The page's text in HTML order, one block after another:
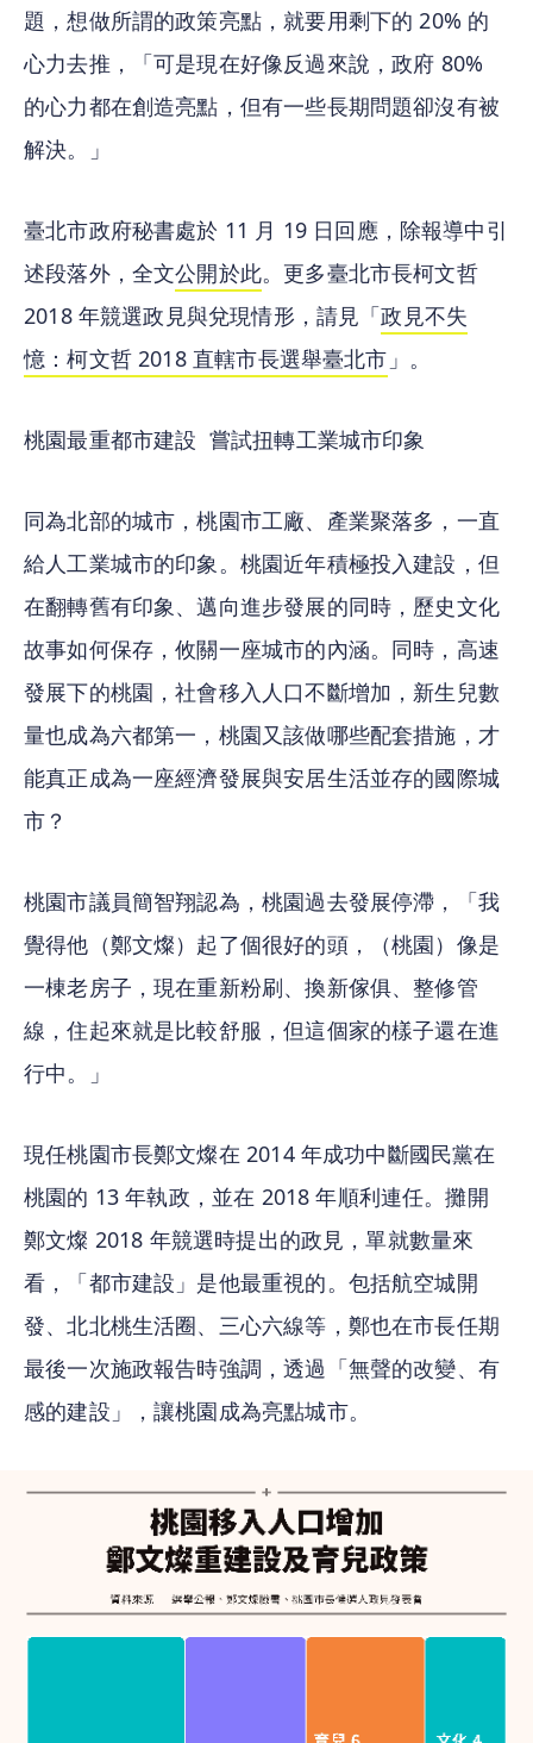
題，想做所謂的政策亮點，就要用剩下的 20% 的
心力去推，「可是現在好像反過來說，政府 80%
的心力都在創造亮點，但有一些長期問題卻沒有被
解決。」
臺北市政府秘書處於 11 月 19 日回應，除報導中引
述段落外，全文公開於此。更多臺北市長柯文哲
2018 年競選政見與兌現情形，請見「政見不失
憶：柯文哲 2018 直轄市長選舉臺北市 」。
桃園最重都市建設  嘗試扭轉工業城市印象
同為北部的城市，桃園市工廠、產業聚落多，一直
給人工業城市的印象。桃園近年積極投入建設，但
在翻轉舊有印象、邁向進步發展的同時，歷史文化
故事如何保存，攸關一座城市的內涵。同時，高速
發展下的桃園，社會移入人口不斷增加，新生兒數
量也成為六都第一，桃園又該做哪些配套措施，才
能真正成為一座經濟發展與安居生活並存的國際城
市？
桃園市議員簡智翔認為，桃園過去發展停滯，「我
覺得他（鄭文燦）起了個很好的頭，（桃園）像是
一棟老房子，現在重新粉刷、換新傢俱、整修管
線，住起來就是比較舒服，但這個家的樣子還在進
行中。」
現任桃園市長鄭文燦在 2014 年成功中斷國民黨在
桃園的 13 年執政，並在 2018 年順利連任。攤開
鄭文燦 2018 年競選時提出的政見，單就數量來
看，「都市建設」是他最重視的。包括航空城開
發、北北桃生活圈、三心六線等，鄭也在市長任期
最後一次施政報告時強調，透過「無聲的改變、有
感的建設」，讓桃園成為亮點城市。